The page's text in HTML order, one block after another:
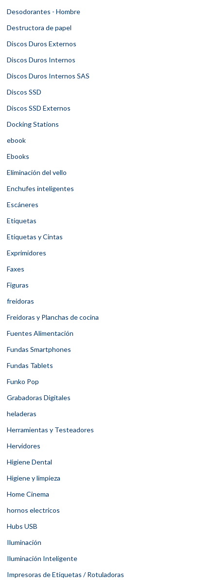
Desodorantes - Hombre
Destructora de papel
Discos Duros Externos
Discos Duros Internos
Discos Duros Internos SAS
Discos SSD
Discos SSD Externos
Docking Stations
ebook
Ebooks
Eliminación del vello
Enchufes inteligentes
Escáneres
Etiquetas
Etiquetas y Cintas
Exprimidores
Faxes
Figuras
freidoras
Freidoras y Planchas de cocina
Fuentes Alimentación
Fundas Smartphones
Fundas Tablets
Funko Pop
Grabadoras Digitales
heladeras
Herramientas y Testeadores
Hervidores
Higiene Dental
Higiene y limpieza
Home Cinema
hornos electricos
Hubs USB
Iluminación
Iluminación Inteligente
Impresoras de Etiquetas / Rotuladoras